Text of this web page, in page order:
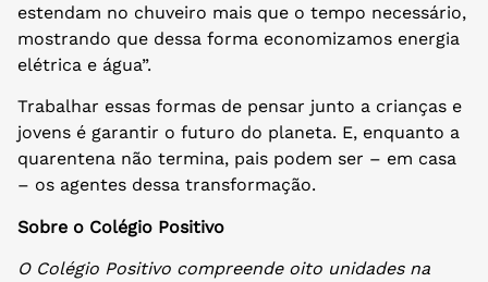
estendam no chuveiro mais que o tempo necessário,
mostrando que dessa forma economizamos energia
elétrica e água”.
Trabalhar essas formas de pensar junto a crianças e
jovens é garantir o futuro do planeta. E, enquanto a
quarentena não termina, pais podem ser – em casa
– os agentes dessa transformação.
Sobre o Colégio Positivo
O Colégio Positivo compreende oito unidades na